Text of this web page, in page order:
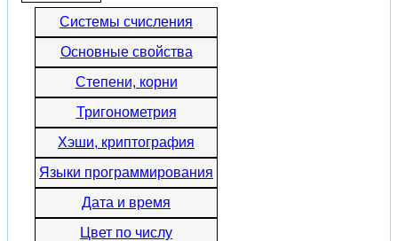
Системы счисления
Основные свойства
Степени, корни
Тригонометрия
Хэши, криптография
Языки программирования
Дата и время
Цвет по числу